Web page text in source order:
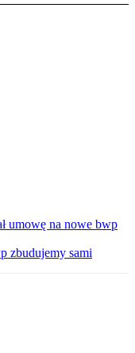
umowę na nowe bwp
zbudujemy sami